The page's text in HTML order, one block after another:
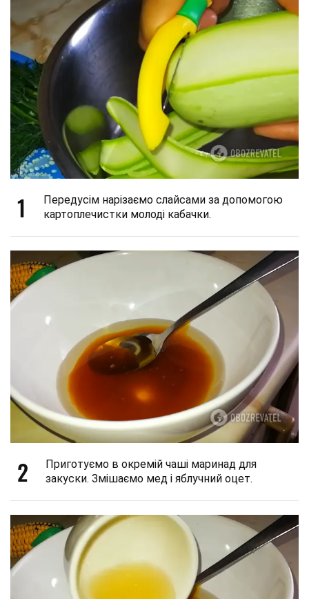
1
Передусім нарізаємо слайсами за допомогою
картоплечистки молоді кабачки.
2
Приготуємо в окремій чаші маринад для
закуски. Змішаємо мед і яблучний оцет.